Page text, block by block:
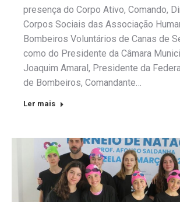
presença do Corpo Ativo, Comando,
Corpos Sociais das Associação
Bombeiros Voluntários de Canas de
como do Presidente da Câmara
Joaquim Amaral, Presidente da
de Bombeiros, Comandante…
Ler mais